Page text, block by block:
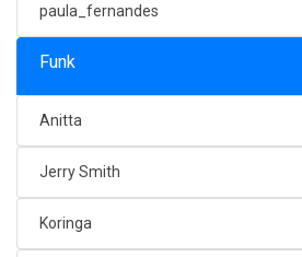
paula_fernandes
Funk
Anitta
Jerry Smith
Koringa